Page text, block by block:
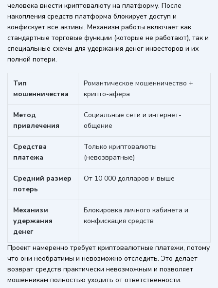
человека внести криптовалюту на платформу. После
накопления средств платформа блокирует доступ и
конфискует все активы. Механизм работы включает как
стандартные торговые функции (которые не работают), так и
специальные схемы для удержания денег инвесторов и их
полной потери.
Тип
мошенничества
Романтическое мошенничество +
крипто-афера
Метод
привлечения
Социальные сети и интернет-
общение
Средства
платежа
Только криптовалюты
(невозвратные)
Средний размер
потерь
От 10 000 долларов и выше
Механизм
удержания
денег
Блокировка личного кабинета и
конфискация средств
Проект намеренно требует криптовалютные платежи, потому
что они необратимы и невозможно отследить. Это делает
возврат средств практически невозможным и позволяет
мошенникам полностью уходить от ответственности.